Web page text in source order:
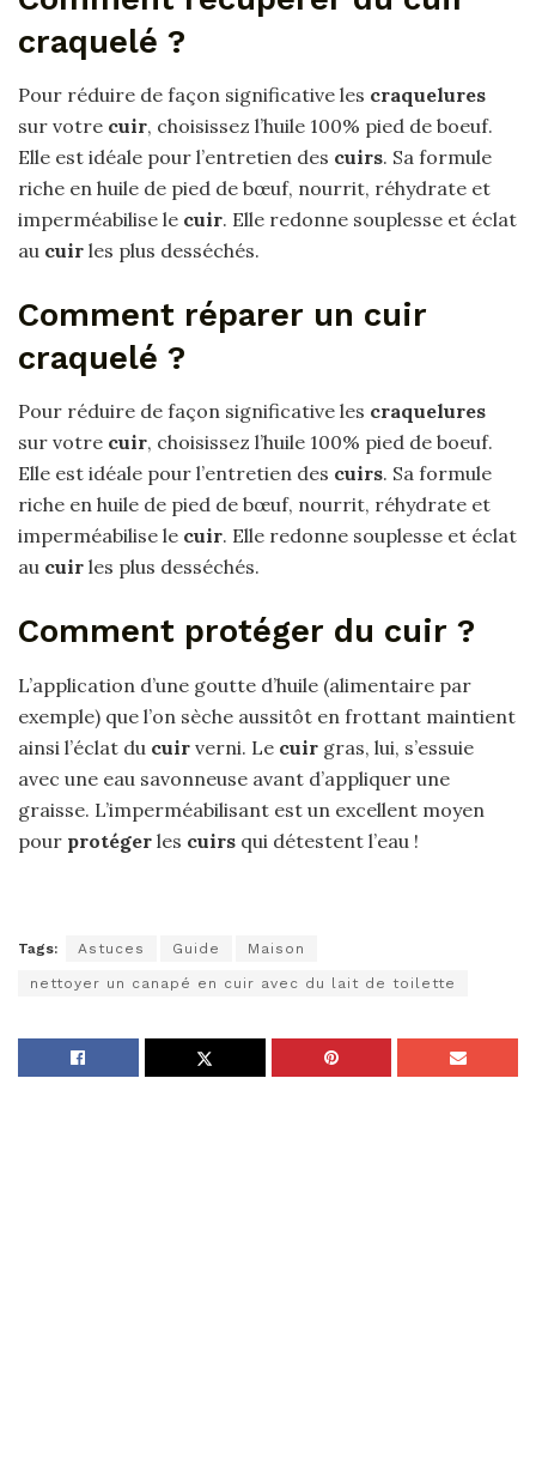
craquelé ?
Pour réduire de façon significative les craquelures
sur votre cuir, choisissez l’huile 100% pied de boeuf.
Elle est idéale pour l’entretien des cuirs. Sa formule
riche en huile de pied de bœuf, nourrit, réhydrate et
imperméabilise le cuir. Elle redonne souplesse et éclat
au cuir les plus desséchés.
Comment réparer un cuir
craquelé ?
Pour réduire de façon significative les craquelures
sur votre cuir, choisissez l’huile 100% pied de boeuf.
Elle est idéale pour l’entretien des cuirs. Sa formule
riche en huile de pied de bœuf, nourrit, réhydrate et
imperméabilise le cuir. Elle redonne souplesse et éclat
au cuir les plus desséchés.
Comment protéger du cuir ?
L’application d’une goutte d’huile (alimentaire par
exemple) que l’on sèche aussitôt en frottant maintient
ainsi l’éclat du cuir verni. Le cuir gras, lui, s’essuie
avec une eau savonneuse avant d’appliquer une
graisse. L’imperméabilisant est un excellent moyen
pour protéger les cuirs qui détestent l’eau !
Tags: Astuces Guide Maison
nettoyer un canapé en cuir avec du lait de toilette